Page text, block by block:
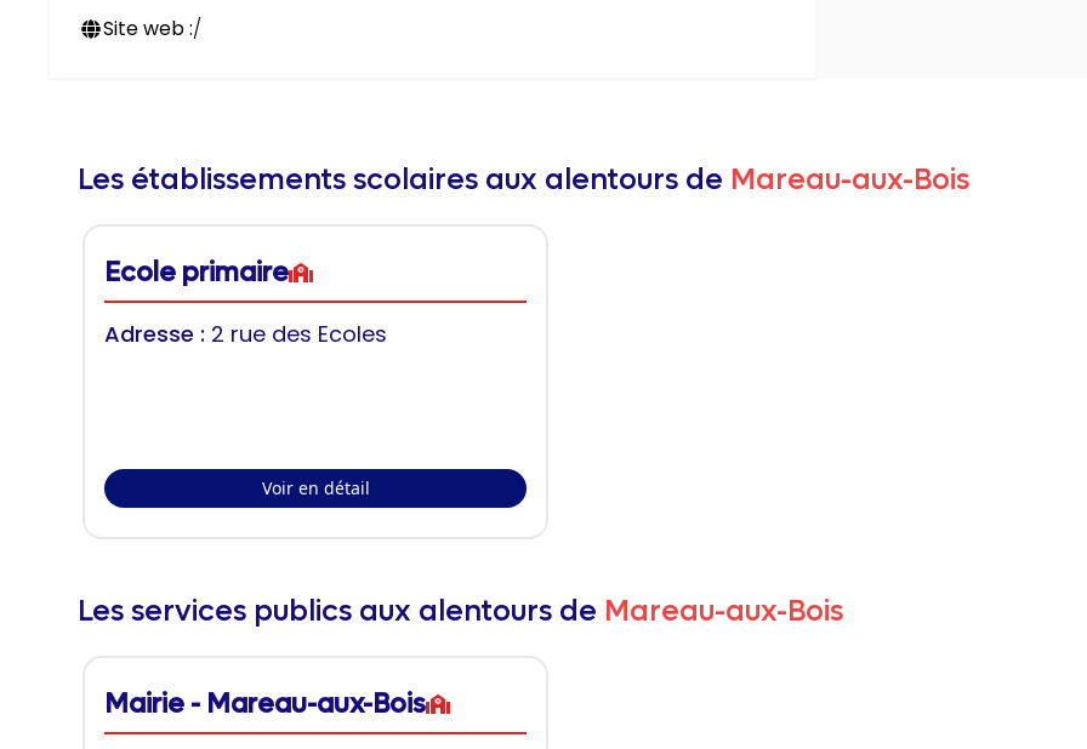
Site web :/
Les établissements scolaires aux alentours de Mareau-aux-Bois
Ecole primaire
Adresse : 2 rue des Ecoles
Voir en détail
Les services publics aux alentours de Mareau-aux-Bois
Mairie - Mareau-aux-Bois